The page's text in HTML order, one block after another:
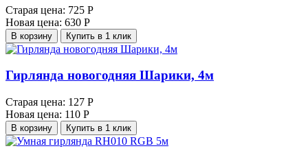
Старая цена: 725 Р
Новая цена: 630 Р
В корзину Купить в 1 клик
Гирлянда новогодняя Шарики, 4м
Старая цена: 127 Р
Новая цена: 110 Р
В корзину Купить в 1 клик